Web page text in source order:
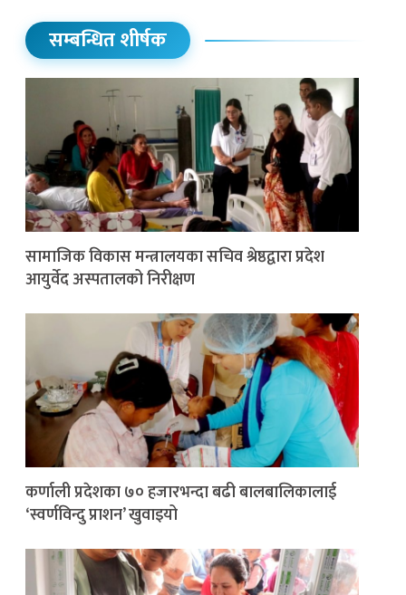
सम्बन्धित शीर्षक
सामाजिक विकास मन्त्रालयका सचिव श्रेष्ठद्वारा प्रदेश
आयुर्वेद अस्पतालको निरीक्षण
कर्णाली प्रदेशका ७० हजारभन्दा बढी बालबालिकालाई
‘स्वर्णविन्दु प्राशन’ खुवाइयो